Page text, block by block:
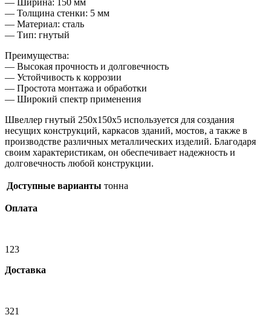
— Толщина стенки: 5 мм
— Материал: сталь
— Тип: гнутый
Преимущества:
— Высокая прочность и долговечность
— Устойчивость к коррозии
— Простота монтажа и обработки
— Широкий спектр применения
Швеллер гнутый 250х150х5 используется для создания
несущих конструкций, каркасов зданий, мостов, а также в
производстве различных металлических изделий. Благодаря
своим характеристикам, он обеспечивает надежность и
долговечность любой конструкции.
Доступные варианты тонна
Оплата
123
Доставка
321